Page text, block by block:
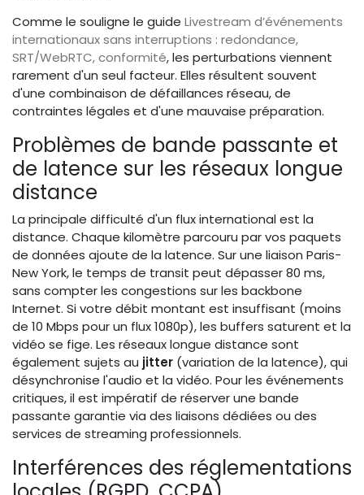
Comme le souligne le guide Livestream d’événements
internationaux sans interruptions : redondance,
SRT/WebRTC, conformité, les perturbations viennent
rarement d'un seul facteur. Elles résultent souvent
d'une combinaison de défaillances réseau, de
contraintes légales et d'une mauvaise préparation.
Problèmes de bande passante et
de latence sur les réseaux longue
distance
La principale difficulté d'un flux international est la
distance. Chaque kilomètre parcouru par vos paquets
de données ajoute de la latence. Sur une liaison Paris-
New York, le temps de transit peut dépasser 80 ms,
sans compter les congestions sur les backbone
Internet. Si votre débit montant est insuffisant (moins
de 10 Mbps pour un flux 1080p), les buffers saturent et la
vidéo se fige. Les réseaux longue distance sont
également sujets au jitter (variation de la latence), qui
désynchronise l'audio et la vidéo. Pour les événements
critiques, il est impératif de réserver une bande
passante garantie via des liaisons dédiées ou des
services de streaming professionnels.
Interférences des réglementations